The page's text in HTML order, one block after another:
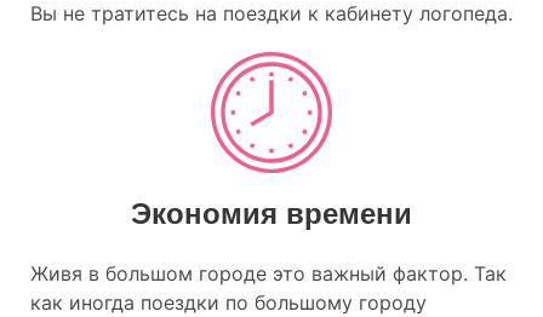
Вы не тратитесь на поездки к кабинету логопеда.
Экономия времени
Живя в большом городе это важный фактор. Так
как иногда поездки по большому городу